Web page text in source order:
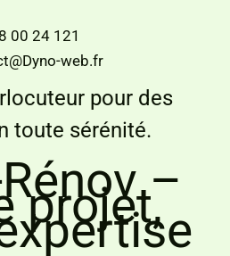
00 24 121
web.fr
pour des
toute sérénité.
–
projet,